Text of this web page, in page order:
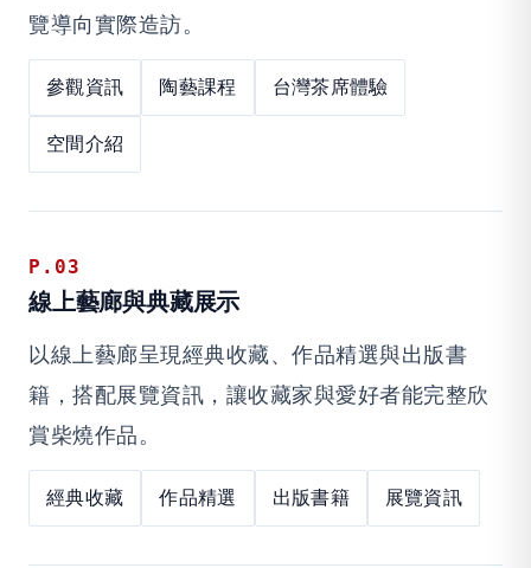
覽導向實際造訪。
參觀資訊 陶藝課程 台灣茶席體驗
空間介紹
P.03
線上藝廊與典藏展示
以線上藝廊呈現經典收藏、作品精選與出版書
籍，搭配展覽資訊，讓收藏家與愛好者能完整欣
賞柴燒作品。
經典收藏 作品精選 出版書籍 展覽資訊